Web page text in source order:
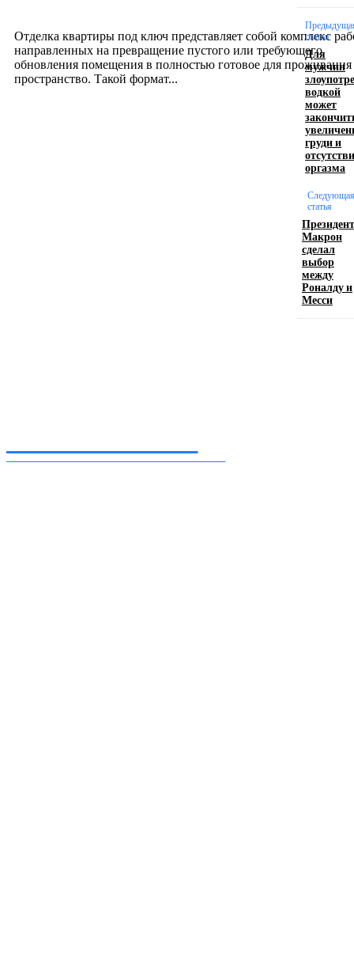
Отделка квартиры под ключ представляет собой комплекс
направленных на превращение пустого или требующего
обновления помещения в полностью готовое для проживания
пространство. Такой формат...
логотипом: эффективный инструмент бренда
Девушка в бокале: легендарный номер бурлеска
статья
Для
мужчин
водкой
может
груди и
оргазма
Следующая
статья
Президент
Макрон
сделал
выбор
между
Роналду и
Месси